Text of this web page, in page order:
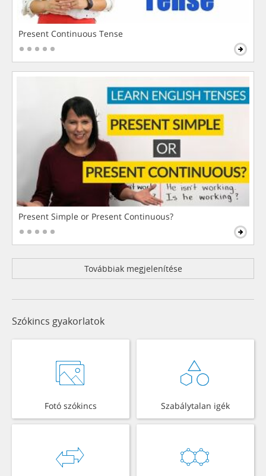
Present Continuous Tense
Present Simple or Present Continuous?
Továbbiak megjelenítése
Szókincs gyakorlatok
Fotó szókincs Szabálytalan igék